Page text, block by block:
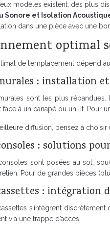
modèles existent, des plus
Sonore et Isolation
dans une pièce avec une
optimal
de l’emplacement dépend
: installation
sont les plus
à un canapé ou un lit. Pour
diffusion, pensez à
: solutions
consoles sont posées au sol,
Pour de grandes pièces
: intégration
s’intègrent
via une trappe d’accès.